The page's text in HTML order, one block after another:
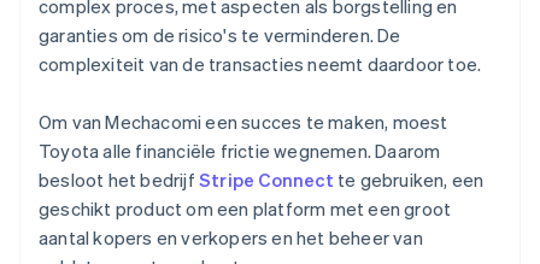
complex proces, met aspecten als borgstelling en
garanties om de risico's te verminderen. De
complexiteit van de transacties neemt daardoor toe.
Om van Mechacomi een succes te maken, moest
Toyota alle financiële frictie wegnemen. Daarom
besloot het bedrijf Stripe Connect te gebruiken, een
geschikt product om een platform met een groot
aantal kopers en verkopers en het beheer van